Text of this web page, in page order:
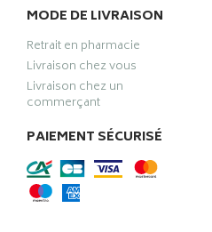
MODE DE LIVRAISON
Retrait en pharmacie
Livraison chez vous
Livraison chez un
commerçant
PAIEMENT SÉCURISÉ